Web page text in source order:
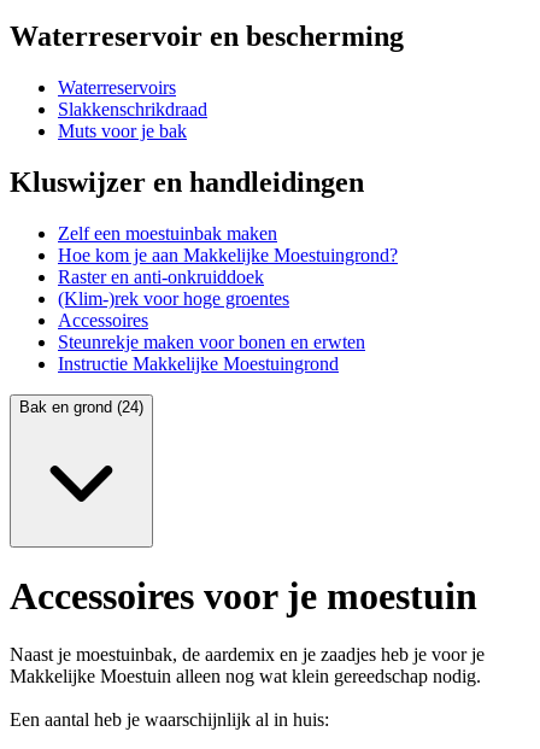
Waterreservoir en bescherming
Waterreservoirs
Slakkenschrikdraad
Muts voor je bak
Kluswijzer en handleidingen
Zelf een moestuinbak maken
Hoe kom je aan Makkelijke Moestuingrond?
Raster en anti-onkruiddoek
(Klim-)rek voor hoge groentes
Accessoires
Steunrekje maken voor bonen en erwten
Instructie Makkelijke Moestuingrond
Bak en grond (24)
Accessoires voor je moestuin
Naast je moestuinbak, de aardemix en je zaadjes heb je voor je
Makkelijke Moestuin alleen nog wat klein gereedschap nodig.
Een aantal heb je waarschijnlijk al in huis: